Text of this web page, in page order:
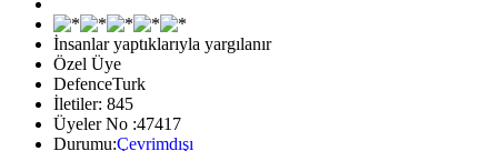
İnsanlar yaptıklarıyla yargılanır
Özel Üye
DefenceTurk
İletiler: 845
Üyeler No :47417
Durumu:Çevrimdışı